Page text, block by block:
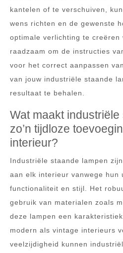
kantelen of te verschuiven,
wens richten en de gewenste
optimale verlichting te creëren
raadzaam om de instructies
voor het correct aanpassen
van jouw industriële staande
resultaat te behalen.
Wat maakt
zo’n tijdloze
interieur?
Industriële staande lampen
aan elk interieur vanwege hun
functionaliteit en stijl. Het
gebruik van materialen zoals
deze lampen een
modern als vintage interieurs
veelzijdigheid kunnen